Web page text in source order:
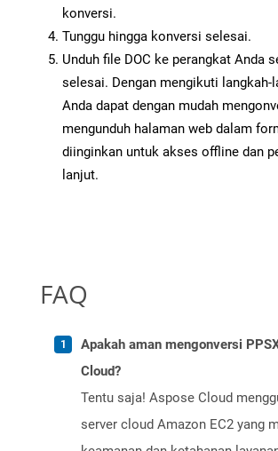
konversi.
Tunggu hingga konversi selesai.
Unduh file DOC ke perangkat Anda
selesai. Dengan mengikuti langkah-
Anda dapat dengan mudah
mengunduh halaman web dalam
diinginkan untuk akses offline dan
lanjut.
FAQ
Apakah aman mengonversi
Cloud?
Tentu saja! Aspose Cloud
server cloud Amazon EC2 yang